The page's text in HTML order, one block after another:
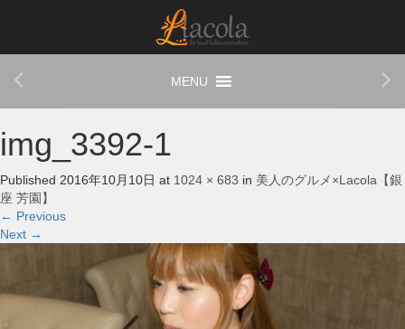
img_3392-1
Published 2016年10月10日 at 1024 × 683 in 美人のグルメ×Lacola【銀
座 芳園】
← Previous
Next →